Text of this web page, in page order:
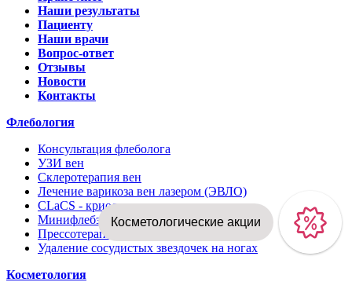
Наши результаты
Пациенту
Наши врачи
Вопрос-ответ
Отзывы
Новости
Контакты
Флебология
Консультация флеболога
УЗИ вен
Склеротерапия вен
Лечение варикоза вен лазером (ЭВЛО)
CLaCS - криосклеротерапия
Минифлебэктомия
Прессотерапия (пневмокомпрессия)
Удаление сосудистых звездочек на ногах
Косметология
Косметологические акции